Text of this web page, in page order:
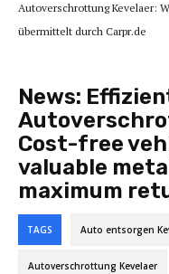
Autoverschrottung Kevelaer:
übermittelt durch Carpr.de
News:
Cost-free
valuable
maximum
TAGS Auto entsorgen
Autoverschrottung Kevelaer